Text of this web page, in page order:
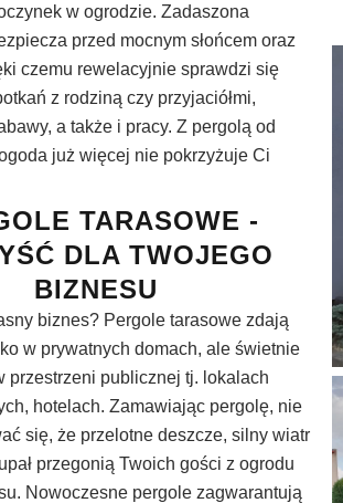
w ogrodzie. Zadaszona
przed mocnym słońcem oraz
czemu rewelacyjnie sprawdzi się
z rodziną czy przyjaciółmi,
a także i pracy. Z pergolą od
już więcej nie pokrzyżuje Ci
TARASOWE -
DLA TWOJEGO
BIZNESU
biznes? Pergole tarasowe zdają
w prywatnych domach, ale świetnie
przestrzeni publicznej tj. lokalach
hotelach. Zamawiając pergolę, nie
się, że przelotne deszcze, silny wiatr
przegonią Twoich gości z ogrodu
Nowoczesne pergole zagwarantują